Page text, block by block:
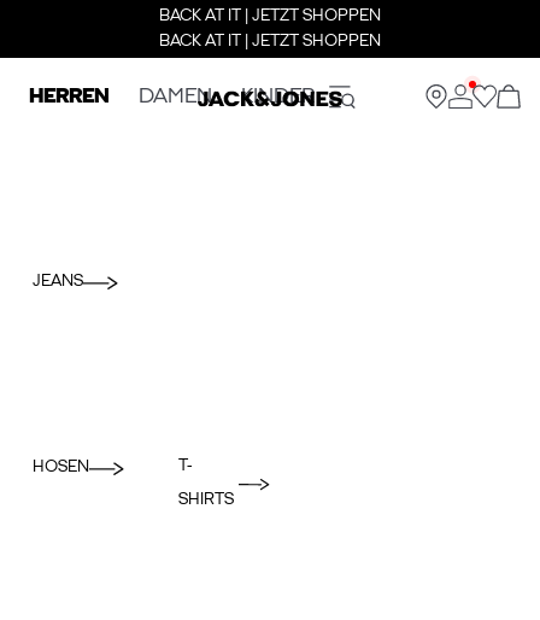
BACK AT IT | JETZT SHOPPEN
BACK AT IT | JETZT SHOPPEN
HERREN DAMEN KINDER
JEANS
HOSEN
T-
SHIRTS